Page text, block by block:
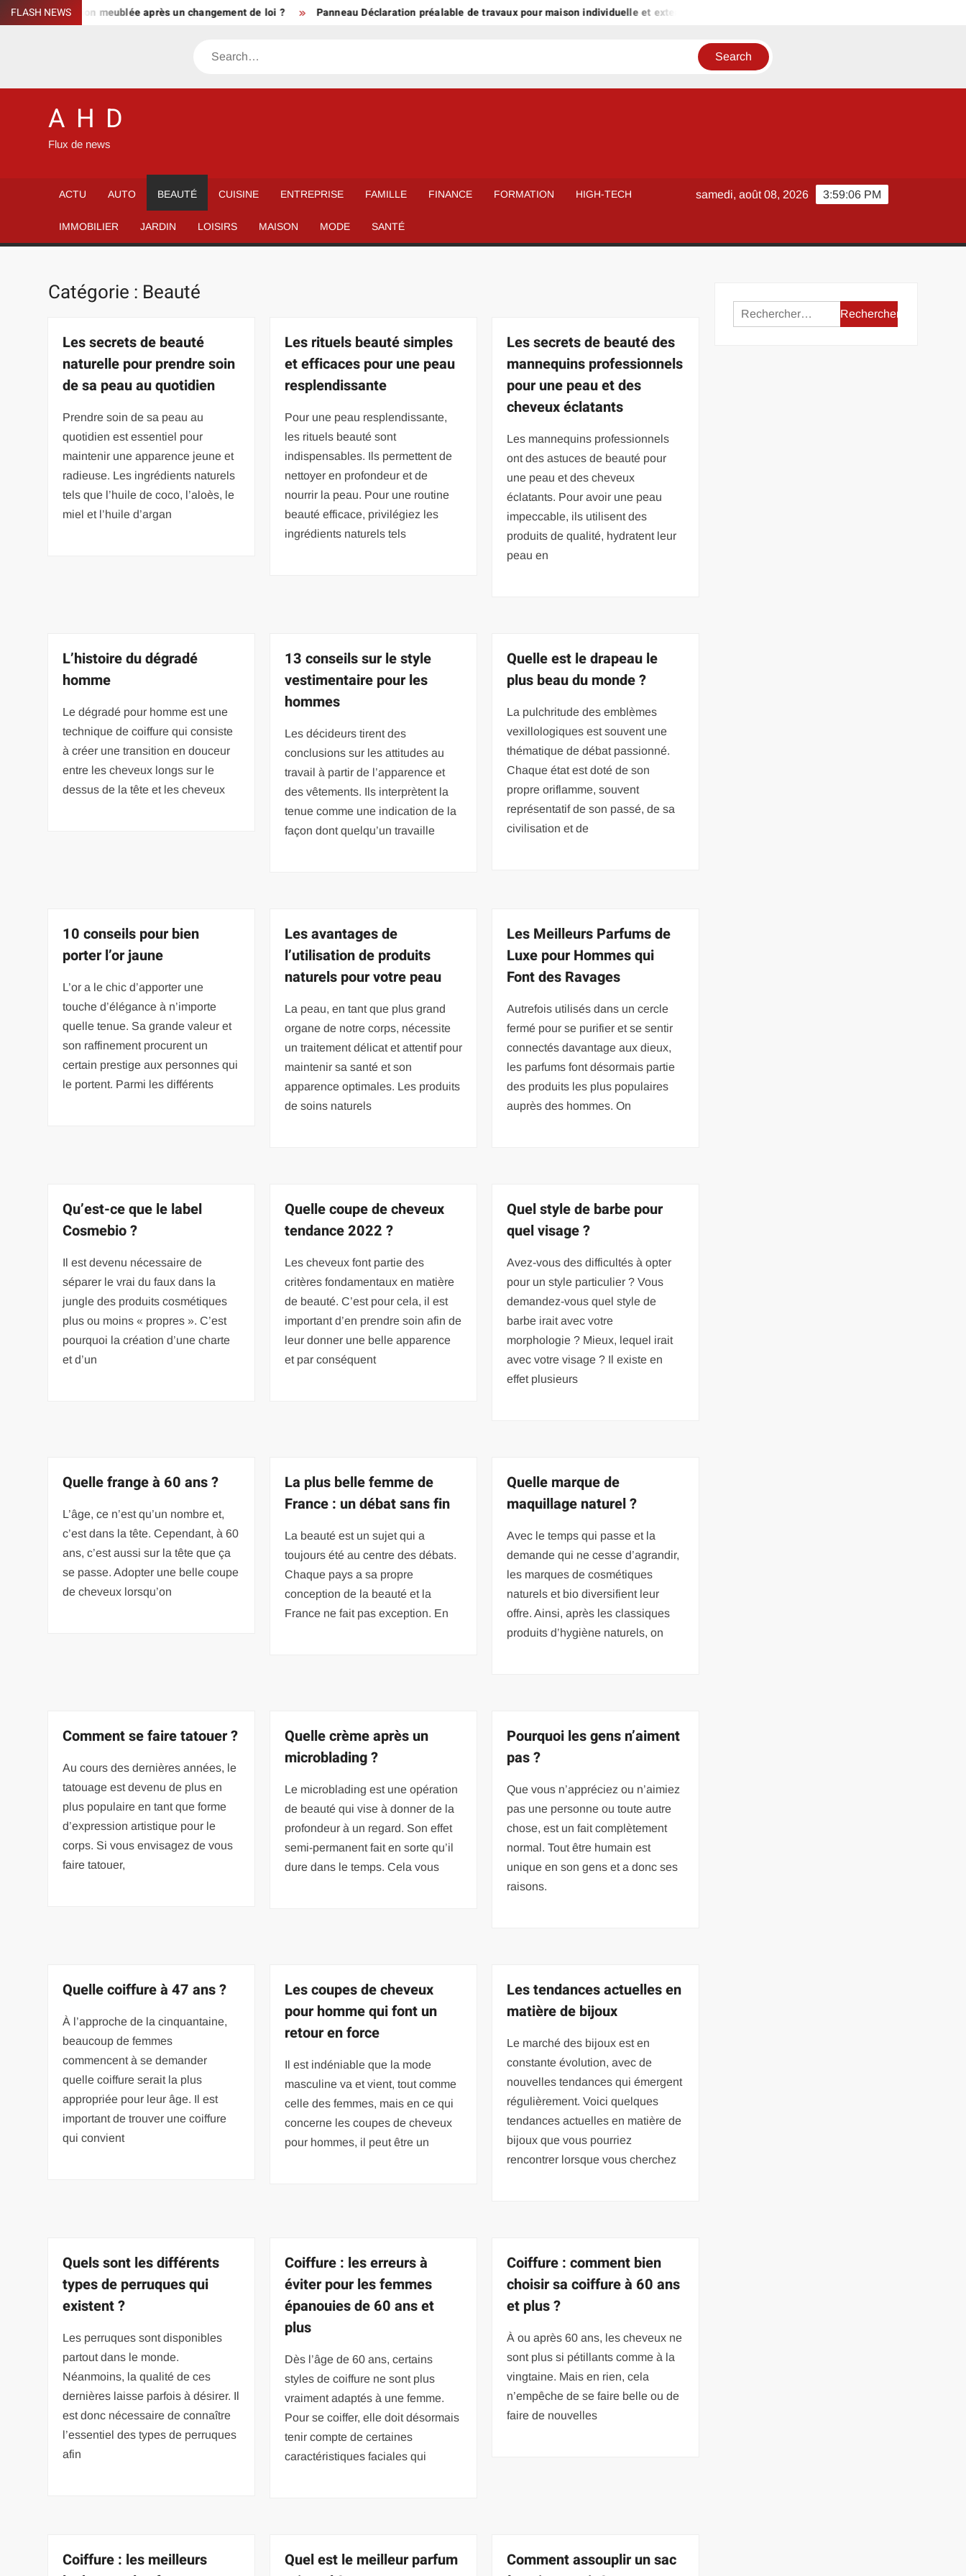
Skip
to
FLASH NEWS
location meublée après un changement de loi ? Panneau Déclaration préalable de travaux pour maison individuelle et extension
Search
A H D
Flux de news
ACTU AUTO BEAUTÉ CUISINE ENTREPRISE FAMILLE FINANCE FORMATION HIGH-TECH
IMMOBILIER JARDIN LOISIRS MAISON MODE SANTÉ
3:59:07 PM
samedi, août 08, 2026
Catégorie : Beauté
Les secrets de beauté
naturelle pour prendre soin
de sa peau au quotidien
Prendre soin de sa peau au
quotidien est essentiel pour
maintenir une apparence jeune et
radieuse. Les ingrédients naturels
tels que l’huile de coco, l’aloès, le
miel et l’huile d’argan
Les rituels beauté simples
et efficaces pour une peau
resplendissante
Pour une peau resplendissante,
les rituels beauté sont
indispensables. Ils permettent de
nettoyer en profondeur et de
nourrir la peau. Pour une routine
beauté efficace, privilégiez les
ingrédients naturels tels
Les secrets de beauté des
mannequins professionnels
pour une peau et des
cheveux éclatants
Les mannequins professionnels
ont des astuces de beauté pour
une peau et des cheveux
éclatants. Pour avoir une peau
impeccable, ils utilisent des
produits de qualité, hydratent leur
peau en
L’histoire du dégradé
homme
Le dégradé pour homme est une
technique de coiffure qui consiste
à créer une transition en douceur
entre les cheveux longs sur le
dessus de la tête et les cheveux
13 conseils sur le style
vestimentaire pour les
hommes
Les décideurs tirent des
conclusions sur les attitudes au
travail à partir de l’apparence et
des vêtements. Ils interprètent la
tenue comme une indication de la
façon dont quelqu’un travaille
Quelle est le drapeau le
plus beau du monde ?
La pulchritude des emblèmes
vexillologiques est souvent une
thématique de débat passionné.
Chaque état est doté de son
propre oriflamme, souvent
représentatif de son passé, de sa
civilisation et de
10 conseils pour bien
porter l’or jaune
L’or a le chic d’apporter une
touche d’élégance à n’importe
quelle tenue. Sa grande valeur et
son raffinement procurent un
certain prestige aux personnes qui
le portent. Parmi les différents
Les avantages de
l’utilisation de produits
naturels pour votre peau
La peau, en tant que plus grand
organe de notre corps, nécessite
un traitement délicat et attentif pour
maintenir sa santé et son
apparence optimales. Les produits
de soins naturels
Les Meilleurs Parfums de
Luxe pour Hommes qui
Font des Ravages
Autrefois utilisés dans un cercle
fermé pour se purifier et se sentir
connectés davantage aux dieux,
les parfums font désormais partie
des produits les plus populaires
auprès des hommes. On
Qu’est-ce que le label
Cosmebio ?
Il est devenu nécessaire de
séparer le vrai du faux dans la
jungle des produits cosmétiques
plus ou moins « propres ». C’est
pourquoi la création d’une charte
et d’un
Quelle coupe de cheveux
tendance 2022 ?
Les cheveux font partie des
critères fondamentaux en matière
de beauté. C’est pour cela, il est
important d’en prendre soin afin de
leur donner une belle apparence
et par conséquent
Quel style de barbe pour
quel visage ?
Avez-vous des difficultés à opter
pour un style particulier ? Vous
demandez-vous quel style de
barbe irait avec votre
morphologie ? Mieux, lequel irait
avec votre visage ? Il existe en
effet plusieurs
Quelle frange à 60 ans ?
L’âge, ce n’est qu’un nombre et,
c’est dans la tête. Cependant, à 60
ans, c’est aussi sur la tête que ça
se passe. Adopter une belle coupe
de cheveux lorsqu’on
La plus belle femme de
France : un débat sans fin
La beauté est un sujet qui a
toujours été au centre des débats.
Chaque pays a sa propre
conception de la beauté et la
France ne fait pas exception. En
Quelle marque de
maquillage naturel ?
Avec le temps qui passe et la
demande qui ne cesse d’agrandir,
les marques de cosmétiques
naturels et bio diversifient leur
offre. Ainsi, après les classiques
produits d’hygiène naturels, on
Comment se faire tatouer ?
Au cours des dernières années, le
tatouage est devenu de plus en
plus populaire en tant que forme
d’expression artistique pour le
corps. Si vous envisagez de vous
faire tatouer,
Quelle crème après un
microblading ?
Le microblading est une opération
de beauté qui vise à donner de la
profondeur à un regard. Son effet
semi-permanent fait en sorte qu’il
dure dans le temps. Cela vous
Pourquoi les gens n’aiment
pas ?
Que vous n’appréciez ou n’aimiez
pas une personne ou toute autre
chose, est un fait complètement
normal. Tout être humain est
unique en son gens et a donc ses
raisons.
Quelle coiffure à 47 ans ?
À l’approche de la cinquantaine,
beaucoup de femmes
commencent à se demander
quelle coiffure serait la plus
appropriée pour leur âge. Il est
important de trouver une coiffure
qui convient
Les coupes de cheveux
pour homme qui font un
retour en force
Il est indéniable que la mode
masculine va et vient, tout comme
celle des femmes, mais en ce qui
concerne les coupes de cheveux
pour hommes, il peut être un
Les tendances actuelles en
matière de bijoux
Le marché des bijoux est en
constante évolution, avec de
nouvelles tendances qui émergent
régulièrement. Voici quelques
tendances actuelles en matière de
bijoux que vous pourriez
rencontrer lorsque vous cherchez
Quels sont les différents
types de perruques qui
existent ?
Les perruques sont disponibles
partout dans le monde.
Néanmoins, la qualité de ces
dernières laisse parfois à désirer. Il
est donc nécessaire de connaître
l’essentiel des types de perruques
afin
Coiffure : les erreurs à
éviter pour les femmes
épanouies de 60 ans et
plus
Dès l’âge de 60 ans, certains
styles de coiffure ne sont plus
vraiment adaptés à une femme.
Pour se coiffer, elle doit désormais
tenir compte de certaines
caractéristiques faciales qui
Coiffure : comment bien
choisir sa coiffure à 60 ans
et plus ?
À ou après 60 ans, les cheveux ne
sont plus si pétillants comme à la
vingtaine. Mais en rien, cela
n’empêche de se faire belle ou de
faire de nouvelles
Coiffure : les meilleurs
Quel est le meilleur parfum
Comment assouplir un sac
Rechercher :